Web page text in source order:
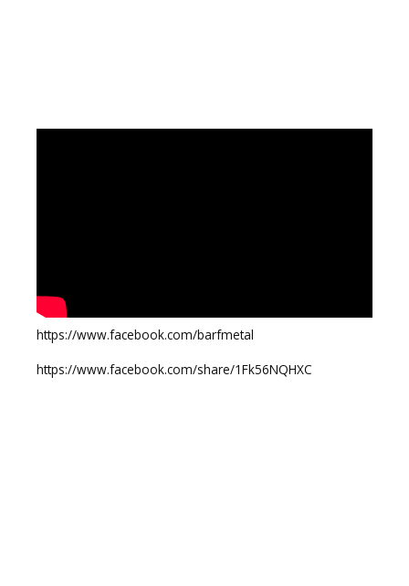
https://www.facebook.com/barfmetal
https://www.facebook.com/share/1Fk56NQHXC